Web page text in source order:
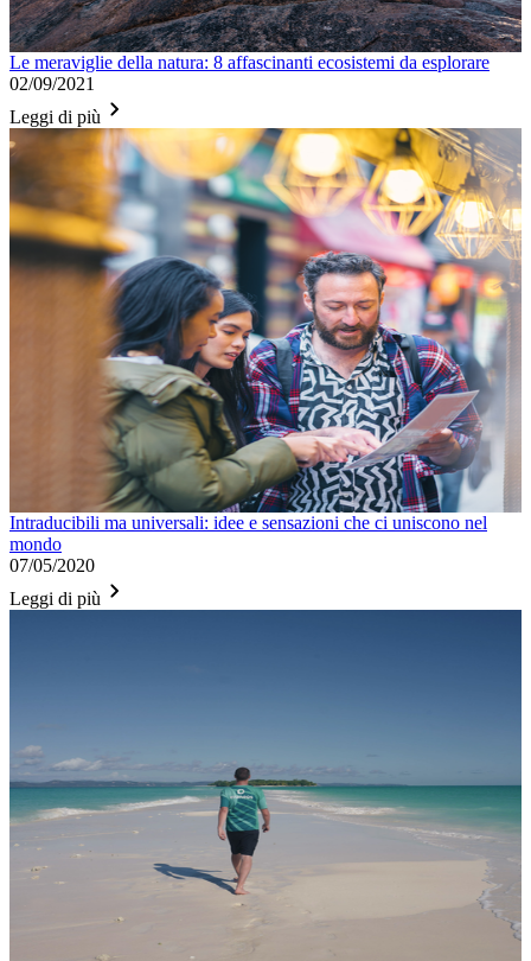
Le meraviglie della natura: 8 affascinanti ecosistemi da esplorare
02/09/2021
Leggi di più
Cultura
Intraducibili ma universali: idee e sensazioni che ci uniscono nel
mondo
07/05/2020
Leggi di più